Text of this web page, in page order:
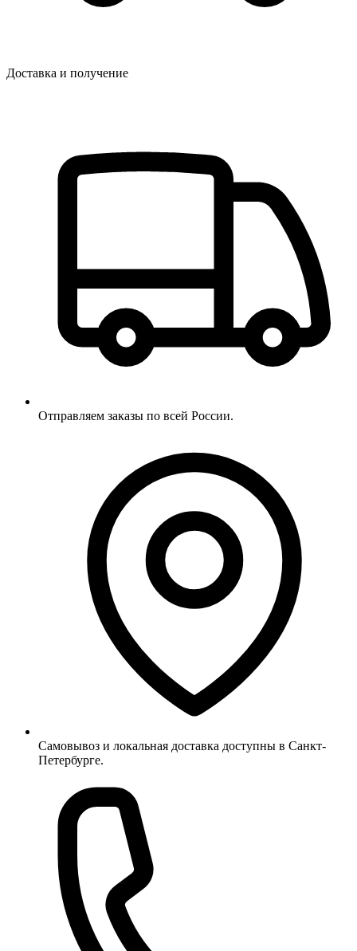
Доставка и получение
Отправляем заказы по всей России.
Самовывоз и локальная доставка доступны в Санкт-
Петербурге.